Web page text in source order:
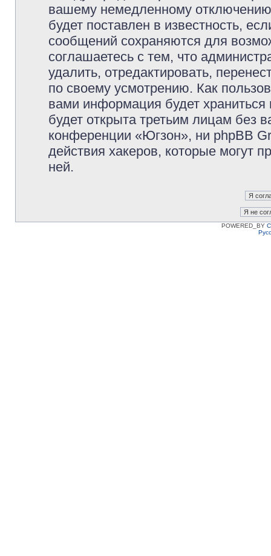
вашему немедленному
будет поставлен в известность,
сообщений сохраняются для
соглашаетесь с тем, что
удалить, отредактировать,
по своему усмотрению. Как
вами информация будет
будет открыта третьим лицам без
конференции «Югзон», ни phpBB
действия хакеров, которые могут
ней.
POWERED_BY